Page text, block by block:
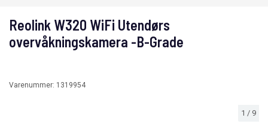
1 / 9
Reolink W320 WiFi Utendørs
overvåkningskamera -B-Grade
Varenummer: 1319954